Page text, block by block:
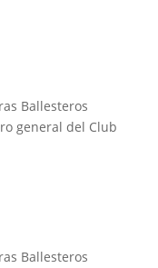
Ballesteros
general del Club
Ballesteros